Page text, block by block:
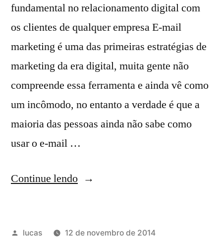
fundamental no relacionamento digital com
os clientes de qualquer empresa E-mail
marketing é uma das primeiras estratégias de
marketing da era digital, muita gente não
compreende essa ferramenta e ainda vê como
um incômodo, no entanto a verdade é que a
maioria das pessoas ainda não sabe como
usar o e-mail …
Continue lendo
lucas
12 de novembro de 2014